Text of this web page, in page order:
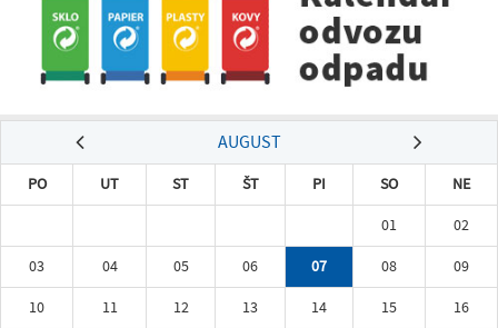
AUGUST
PO UT ST ŠT PI SO
NE
01
02
03
04 05 06 07 08
09
10
11 12 13 14 15
16